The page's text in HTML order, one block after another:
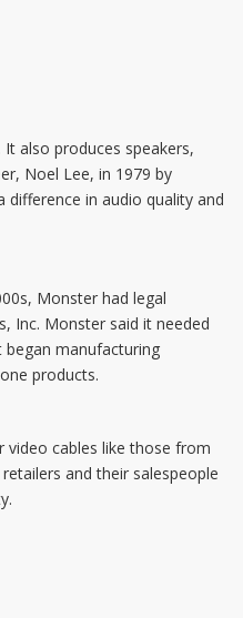
also produces speakers,
Noel Lee, in 1979 by
in audio quality and
Monster had legal
Inc. Monster said it needed
manufacturing
products.
video cables like those from
and their salespeople